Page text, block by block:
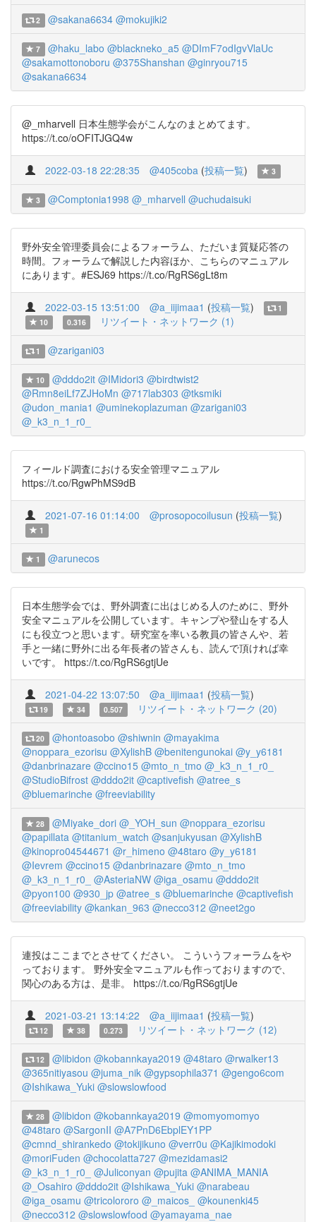
2 @sakana6634 @mokujiki2
7 @haku_labo @blackneko_a5 @DImF7odIgvVlaUc
@sakamottonoboru @375Shanshan @ginryou715
@sakana6634
@_mharvell 日本生態学会がこんなのまとめてます。
https://t.co/oOFITJGQ4w
2022-03-18 22:28:35 @405coba (投稿一覧) 3
3 @Comptonia1998 @_mharvell @uchudaisuki
野外安全管理委員会によるフォーラム、ただいま質疑応答の
時間。フォーラムで解説した内容ほか、こちらのマニュアル
にあります。#ESJ69 https://t.co/RgRS6gLt8m
2022-03-15 13:51:00 @a_iijimaa1 (投稿一覧)
1
10
0.316 リツイート・ネットワーク (1)
1 @zarigani03
10 @dddo2it @IMidori3 @birdtwist2
@Rmn8eiLf7ZJHoMn @717lab303 @tksmiki
@udon_mania1 @uminekoplazuman @zarigani03
@_k3_n_1_r0_
フィールド調査における安全管理マニュアル
https://t.co/RgwPhMS9dB
2021-07-16 01:14:00 @prosopocoilusun (投稿一覧)
1
1 @arunecos
日本生態学会では、野外調査に出はじめる人のために、野外
安全マニュアルを公開しています。キャンプや登山をする人
にも役立つと思います。研究室を率いる教員の皆さんや、若
手と一緒に野外に出る年長者の皆さんも、読んで頂ければ幸
いです。 https://t.co/RgRS6gtjUe
2021-04-22 13:07:50 @a_iijimaa1 (投稿一覧)
19 34 0.507 リツイート・ネットワーク (20)
20 @hontoasobo @shiwnin @mayakima
@noppara_ezorisu @XylishB @benitengunokai @y_y6181
@danbrinazare @ccino15 @mto_n_tmo @_k3_n_1_r0_
@StudioBifrost @dddo2it @captivefish @atree_s
@bluemarinche @freeviability
28 @Miyake_dori @_YOH_sun @noppara_ezorisu
@papillata @titanium_watch @sanjukyusan @XylishB
@kinopro04544671 @r_himeno @48taro @y_y6181
@Ievrem @ccino15 @danbrinazare @mto_n_tmo
@_k3_n_1_r0_
@AsteriaNW @iga_osamu @dddo2it
@pyon100 @930_jp @atree_s @bluemarinche @captivefish
@freeviability @kankan_963 @necco312 @neet2go
連投はここまでとさせてください。 こういうフォーラムをや
っております。 野外安全マニュアルも作っておりますので、
関心のある方は、是非。 https://t.co/RgRS6gtjUe
2021-03-21 13:14:22 @a_iijimaa1 (投稿一覧)
12 38 0.273 リツイート・ネットワーク (12)
12 @libidon @kobannkaya2019 @48taro @rwalker13
@365nitiyasou @juma_nik @gypsophila371 @gengo6com
@Ishikawa_Yuki @slowslowfood
28 @libidon @kobannkaya2019 @momyomomyo
@48taro @SargonII @A7PnD6EbplEY1PP
@cmnd_shirankedo @tokijikuno @verr0u @Kajikimodoki
@moriFuden @chocolatta727 @mezidamasi2
@_k3_n_1_r0_
@Juliconyan @pujita @ANIMA_MANIA
@_Osahiro @dddo2it @Ishikawa_Yuki @narabeau
@iga_osamu @tricolororo @_maicos_ @kounenki45
@necco312 @slowslowfood @yamayama_nae